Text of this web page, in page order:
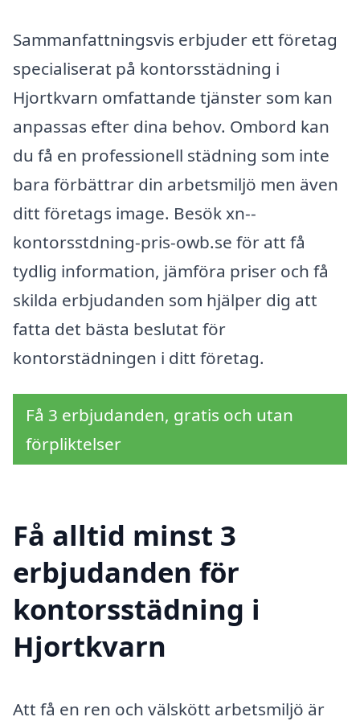
Sammanfattningsvis erbjuder ett företag
specialiserat på kontorsstädning i
Hjortkvarn omfattande tjänster som kan
anpassas efter dina behov. Ombord kan
du få en professionell städning som inte
bara förbättrar din arbetsmiljö men även
ditt företags image. Besök xn--
kontorsstdning-pris-owb.se för att få
tydlig information, jämföra priser och få
skilda erbjudanden som hjälper dig att
fatta det bästa beslutat för
kontorstädningen i ditt företag.
Få 3 erbjudanden, gratis och utan
förpliktelser
Få alltid minst 3
erbjudanden för
kontorsstädning i
Hjortkvarn
Att få en ren och välskött arbetsmiljö är